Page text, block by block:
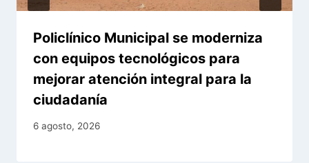
Policlínico Municipal se moderniza
con equipos tecnológicos para
mejorar atención integral para la
ciudadanía
6 agosto, 2026